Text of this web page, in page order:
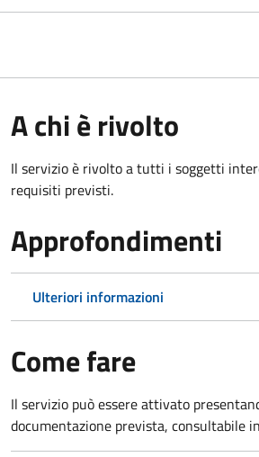
A chi è rivolto
Il servizio è rivolto a tutti i soggetti
requisiti previsti.
Approfondimenti
Ulteriori informazioni
Come fare
Il servizio può essere attivato
documentazione prevista, consultabile